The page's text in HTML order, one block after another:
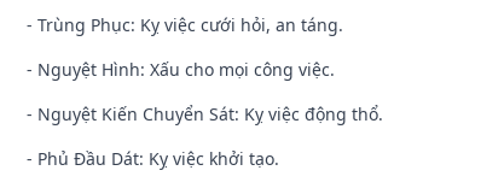
- Trùng Phục: Kỵ việc cưới hỏi, an táng.
- Nguyệt Hình: Xấu cho mọi công việc.
- Nguyệt Kiến Chuyển Sát: Kỵ việc động thổ.
- Phủ Đầu Dát: Kỵ việc khởi tạo.